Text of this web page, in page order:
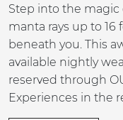
Step into the magic
manta rays up to
beneath you. This
available nightly
reserved through
Experiences in the